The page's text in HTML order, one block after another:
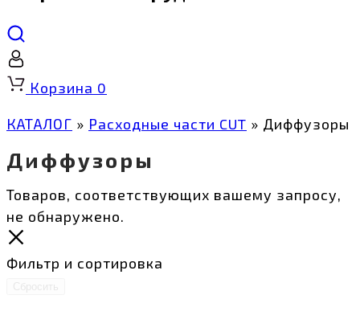
Корзина 0
КАТАЛОГ » Расходные части CUT » Диффузоры
Диффузоры
Товаров, соответствующих вашему запросу,
не обнаружено.
Фильтр и сортировка